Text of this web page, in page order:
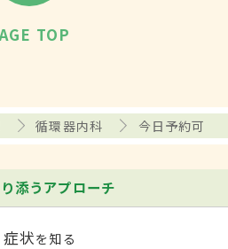
TOP
循環器内科 今日予約可
添うアプローチ
症状を知る